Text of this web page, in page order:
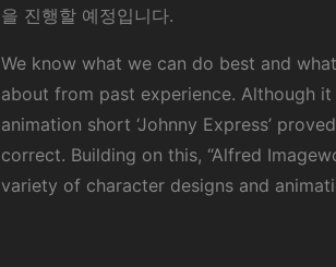
을 진행할 예정입니다.
We know what we can do best and
about from past experience. Although
animation short ‘Johnny Express’
correct. Building on this, “Alfred
variety of character designs and